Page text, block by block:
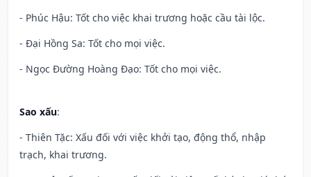
- Phúc Hậu: Tốt cho việc khai trương hoặc cầu tài lộc.
- Đại Hồng Sa: Tốt cho mọi việc.
- Ngọc Đường Hoàng Đạo: Tốt cho mọi việc.
Sao xấu:
- Thiên Tặc: Xấu đối với việc khởi tạo, động thổ, nhập
trạch, khai trương.